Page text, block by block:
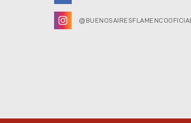
@BUENOSAIRESFLAMENCOOFICIAL